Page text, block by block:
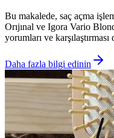
Bu makalede, saç açma
Orıjınal ve Igora Vario
yorumları ve
Daha fazla bilgi edinin